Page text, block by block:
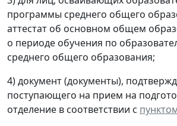
программы среднего общего
аттестат об основном общем
о периоде обучения по
среднего общего образования;
4) документ (документы),
поступающего на прием на
отделение в соответствии с